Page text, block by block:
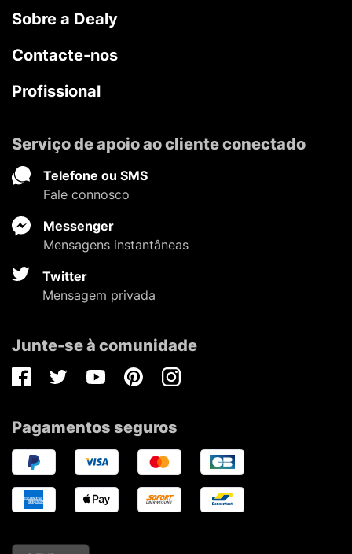
Sobre a Dealy
Contacte-nos
Profissional
Serviço de apoio ao cliente conectado
Telefone ou SMS
Fale connosco
Messenger
Mensagens instantâneas
Twitter
Mensagem privada
Junte-se à comunidade
FacebookTwitterYoutubePinterestInstagram
Pagamentos seguros